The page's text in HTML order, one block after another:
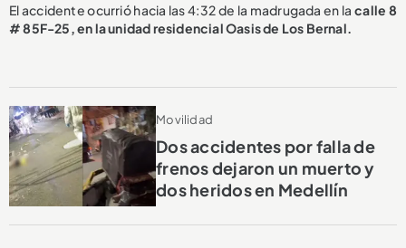
El accidente ocurrió hacia las 4:32 de la madrugada en lacalle 8
# 85F-25, en la unidad residencial Oasis de Los Bernal.
Movilidad
Dos accidentes por falla de
frenos dejaron un muerto y
dos heridos en Medellín